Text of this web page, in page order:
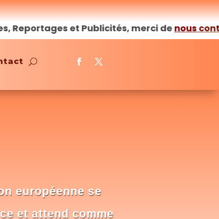
et Publicités, merci denouscontacter
européenne se
et attend comme